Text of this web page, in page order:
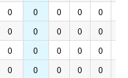
0 0 0 0 0
0 0 0 0 0
0 0 0 0 0
0 0 0 0 0
0 0 0 0 0
0 0 0 0 0
0 0 0 0 0
0 0 0 0 0
0 0 0 0 0
0 0 0 0 0
0 0 0 0 0
0 0 0 0 0
0 0 0 0 0
0 0 0 0 0